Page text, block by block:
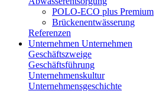
POLO-ECO plus Premium
Brückenentwässerung
Referenzen
Unternehmen Unternehmen
Geschäftszweige
Geschäftsführung
Unternehmenskultur
Unternehmensgeschichte